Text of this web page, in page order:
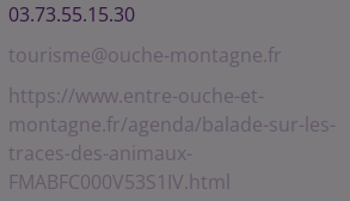
03.73.55.15.30
tourisme@ouche-montagne.fr
https://www.entre-ouche-et-
montagne.fr/agenda/balade-sur-les-
traces-des-animaux-
FMABFC000V53S1IV.html